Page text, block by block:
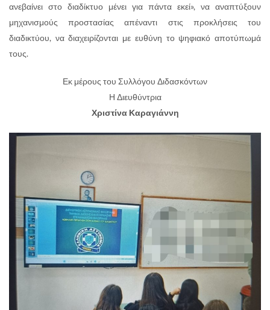
ανεβαίνει στο διαδίκτυο μένει για πάντα εκεί», να αναπτύξουν
μηχανισμούς προστασίας απέναντι στις προκλήσεις του
διαδικτύου, να διαχειρίζονται με ευθύνη το ψηφιακό αποτύπωμά
τους.
Εκ μέρους του Συλλόγου Διδασκόντων
Η Διευθύντρια
Χριστίνα Καραγιάννη